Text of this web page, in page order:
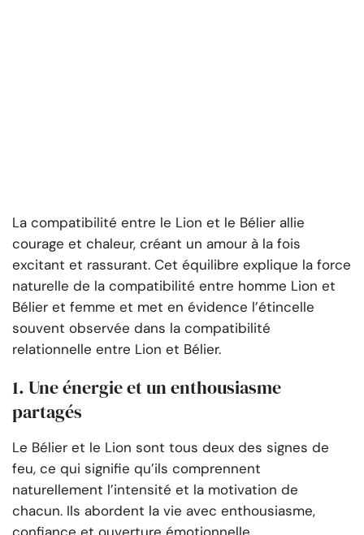
La compatibilité entre le Lion et le Bélier allie
courage et chaleur, créant un amour à la fois
excitant et rassurant. Cet équilibre explique la force
naturelle de la compatibilité entre homme Lion et
Bélier et femme et met en évidence l’étincelle
souvent observée dans la compatibilité
relationnelle entre Lion et Bélier.
1. Une énergie et un enthousiasme
partagés
Le Bélier et le Lion sont tous deux des signes de
feu, ce qui signifie qu’ils comprennent
naturellement l’intensité et la motivation de
chacun. Ils abordent la vie avec enthousiasme,